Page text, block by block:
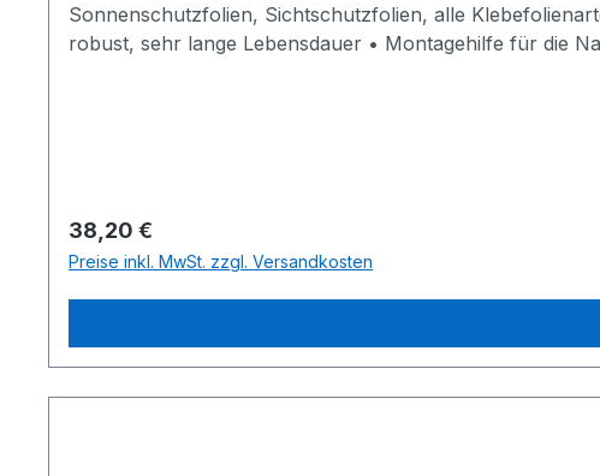
Sonnenschutzfolien, Sichtschutzfolien, alle
robust, sehr lange Lebensdauer • Montagehilfe für die
Regulärer Preis:
38,20 €
Preise inkl. MwSt. zzgl. Versandkosten